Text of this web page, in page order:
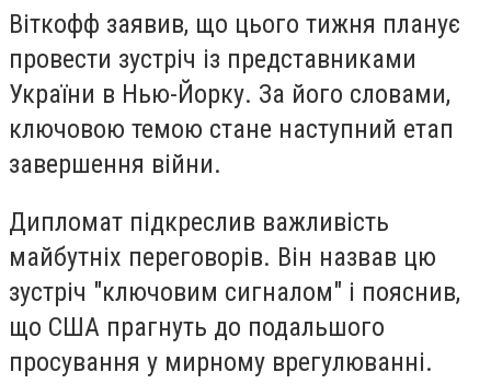
Віткофф заявив, що цього тижня планує
провести зустріч із представниками
України в Нью-Йорку. За його словами,
ключовою темою стане наступний етап
завершення війни.
Дипломат підкреслив важливість
майбутніх переговорів. Він назвав цю
зустріч "ключовим сигналом" і пояснив,
що США прагнуть до подальшого
просування у мирному врегулюванні.